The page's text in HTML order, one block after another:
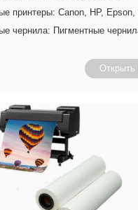
принтеры: Canon, HP, Epson,
чернила: Пигментные
Открыть